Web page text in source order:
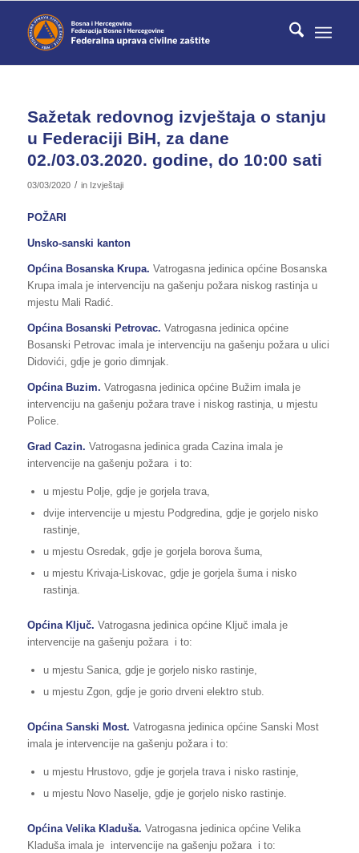
Sažetak redovnog izvještaja o stanju
u Federaciji BiH, za dane
02./03.03.2020. godine, do 10:00 sati
03/03/2020 / in Izvještaji
POŽARI
Unsko-sanski kanton
Općina Bosanska Krupa. Vatrogasna jedinica općine Bosanska
Krupa imala je intervenciju na gašenju požara niskog rastinja u
mjestu Mali Radić.
Općina Bosanski Petrovac. Vatrogasna jedinica općine
Bosanski Petrovac imala je intervenciju na gašenju požara u ulici
Didovići, gdje je gorio dimnjak.
Općina Buzim. Vatrogasna jedinica općine Bužim imala je
intervenciju na gašenju požara trave i niskog rastinja, u mjestu
Police.
Grad Cazin. Vatrogasna jedinica grada Cazina imala je
intervencije na gašenju požara i to:
u mjestu Polje, gdje je gorjela trava,
dvije intervencije u mjestu Podgredina, gdje je gorjelo nisko
rastinje,
u mjestu Osredak, gdje je gorjela borova šuma,
u mjestu Krivaja-Liskovac, gdje je gorjela šuma i nisko
rastinja.
Općina Ključ. Vatrogasna jedinica općine Ključ imala je
intervencije na gašenju požara i to:
u mjestu Sanica, gdje je gorjelo nisko rastinje,
u mjestu Zgon, gdje je gorio drveni elektro stub.
Općina Sanski Most. Vatrogasna jedinica općine Sanski Most
imala je intervencije na gašenju požara i to:
u mjestu Hrustovo, gdje je gorjela trava i nisko rastinje,
u mjestu Novo Naselje, gdje je gorjelo nisko rastinje.
Općina Velika Kladuša. Vatrogasna jedinica općine Velika
Kladuša imala je intervencije na gašenju požara i to: